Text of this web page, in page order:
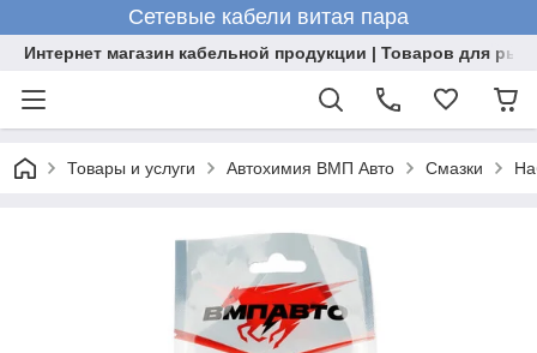
Сетевые кабели витая пара
Интернет магазин кабельной продукции | Товаров для
Товары и услуги Автохимия ВМП Авто Смазки